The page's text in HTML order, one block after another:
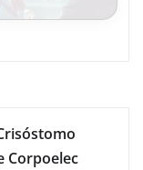
Corpoelec